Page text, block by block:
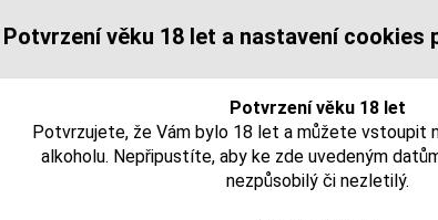
Potvrzení věku 18 let a nastavení cookies
Potvrzení věku 18 let
Potvrzujete, že Vám bylo 18 let a můžete vstoupit
alkoholu. Nepřipustíte, aby ke zde uvedeným
nezpůsobilý či nezletilý.
Související zboží